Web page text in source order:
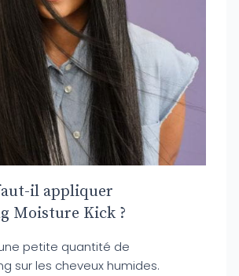
il appliquer
Moisture Kick ?
petite quantité de
sur les cheveux humides.